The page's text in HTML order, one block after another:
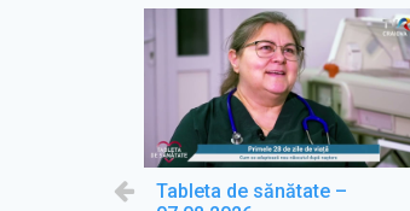
Tableta de sănătate –